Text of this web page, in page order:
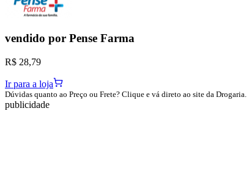
vendido por Pense Farma
R$ 28,79
Ir para a loja
Dúvidas quanto ao Preço ou Frete? Clique e vá direto ao site da Drogaria.
publicidade